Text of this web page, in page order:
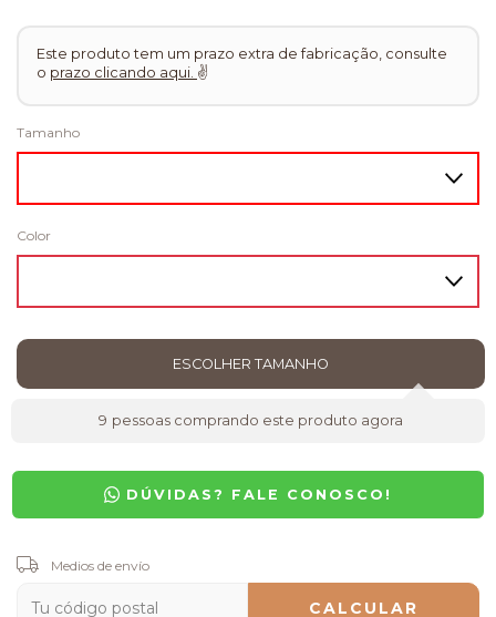
Este produto tem um prazo extra de fabricação, consulte
o prazo clicando aqui. ✌
Tamanho
Color
9 pessoas comprando este produto agora
DÚVIDAS? FALE CONOSCO!
Entregas para el CP:
Medios de envío
CALCULAR